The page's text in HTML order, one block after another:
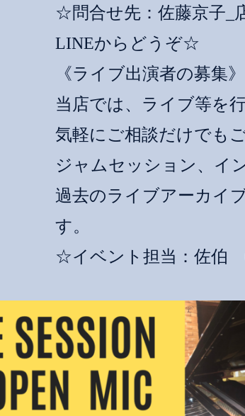
☆問合せ先：佐藤京子
LINEからどうぞ☆
《ライブ出演者の募集》
当店では、ライブ等を
気軽にご相談だけでも
ジャムセッション、イ
過去のライブアーカイ
す。
☆イベント担当：佐伯